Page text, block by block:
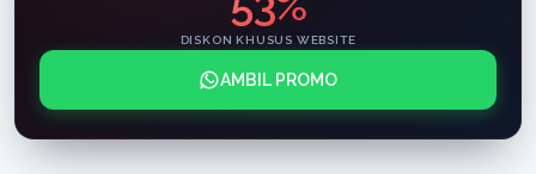
DISKON KHUSUS WEBSITE
AMBIL PROMO